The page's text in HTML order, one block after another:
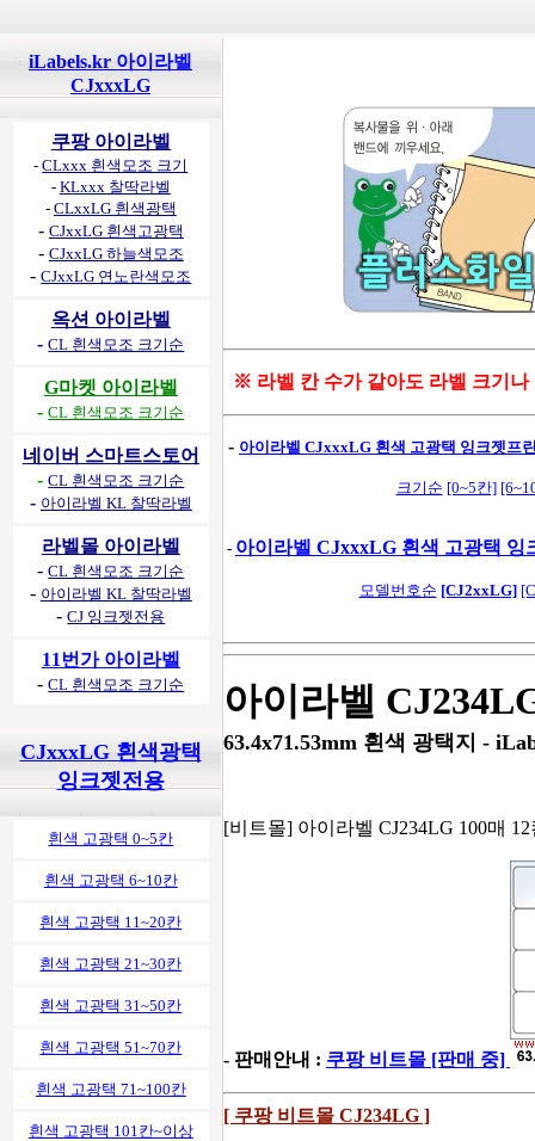
iLabels.kr 아이라벨
CJxxxLG
쿠팡 아이라벨
-CLxxx 흰색모조 크기
- KLxxx 찰딱라벨
- CLxxLG 흰색광택
- CJxxLG 흰색고광택
- CJxxLG 하늘색모조
-CJxxLG 연노란색모조
옥션 아이라벨
-CL 흰색모조 크기순
G마켓 아이라벨
-CL 흰색모조 크기순
네이버 스마트스토어
-CL 흰색모조 크기순
- 아이라벨 KL 찰딱라벨
라벨몰 아이라벨
-CL 흰색모조 크기순
- 아이라벨 KL 찰딱라벨
-CJ 잉크젯전용
11번가 아이라벨
-CL 흰색모조 크기순
CJxxxLG 흰색광택
잉크젯전용
흰색 고광택 0~5칸
흰색 고광택 6~10칸
흰색 고광택 11~20칸
흰색 고광택 21~30칸
흰색 고광택 31~50칸
흰색 고광택 51~70칸
흰색 고광택 71~100칸
흰색 고광택 101칸~이상
※ 라벨 칸 수가 같아도 라벨 크기나
- 아이라벨 CJxxxLG 흰색 고광택 잉크젯프
크기순 [0~5칸]
- 아이라벨 CJxxxLG 흰색 고광택 잉
모델번호순 [CJ2xxLG]
아이라벨
63.4x71.53mm 흰색 광택지 -
[비트몰] 아이라벨 CJ234LG 100매
- 판매안내 : 쿠팡 비트몰 [판매 중]
[ 쿠팡 비트몰 CJ234LG ]